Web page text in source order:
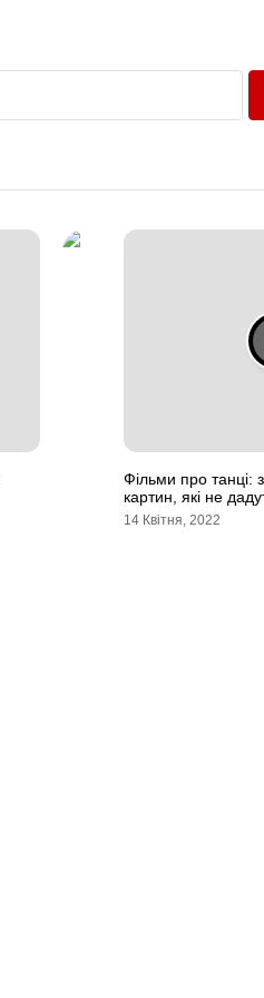
Фільми про танці:
картин, які не
14 Квітня, 2022